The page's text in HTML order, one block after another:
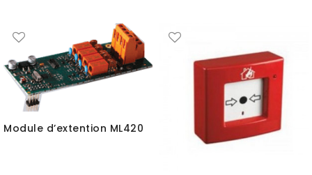
Module d’extention ML420